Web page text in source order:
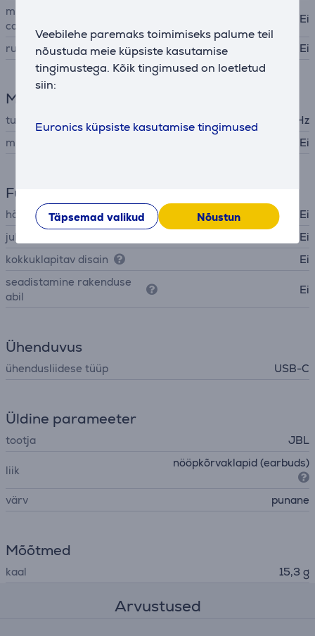
Veebilehe paremaks toimimiseks palume teil
nõustuda meie küpsiste kasutamise
tingimustega. Kõik tingimused on loetletud
siin:
Euronics küpsiste kasutamise tingimused
Täpsemad valikud Nõustun
mürasummutus (noise
canceling)
Ei
ruumiline heli Ei
Mikrofon
tundlikkus
-42 dBV/Pa @1kHz
mürasummutusega mikrofon
Ei
Funktsioonid
hääljuhtimine
Ei
juhtmevaba laadimine
Ei
kokkuklapitav disain
Ei
seadistamine rakenduse
abil
Ei
Ühenduvus
ühendusliidese tüüp USB-C
Üldine parameeter
tootja JBL
liik
nööpkõrvaklapid (earbuds)
värv punane
Mõõtmed
kaal 15,3 g
Arvustused